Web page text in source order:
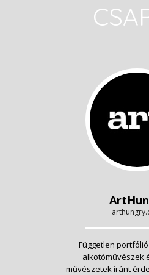
Független
alkotóművészek
művészetek iránt